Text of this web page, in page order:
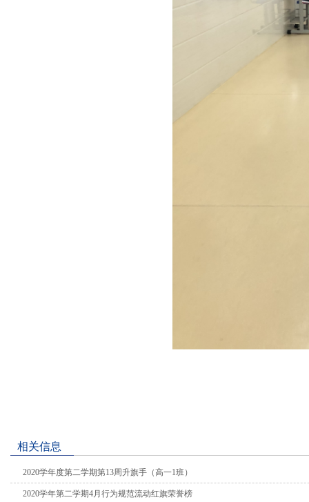
相关信息
2020学年度第二学期第13周升旗手（高一1班）
2020学年第二学期4月行为规范流动红旗荣誉榜